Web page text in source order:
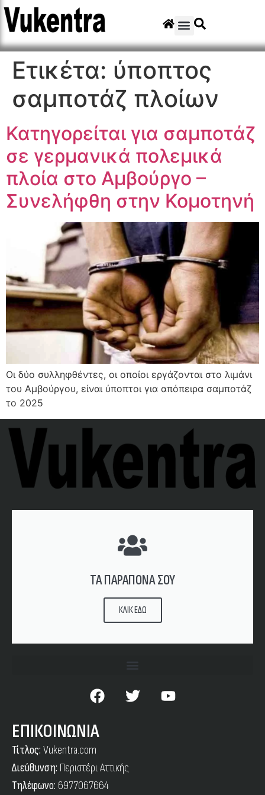
Ετικέτα: ύποπτος
σαμποτάζ πλοίων
Κατηγορείται για σαμποτάζ
σε γερμανικά πολεμικά
πλοία στο Αμβούργο –
Συνελήφθη στην Κομοτηνή
Οι δύο συλληφθέντες, οι οποίοι εργάζονται στο λιμάνι
του Αμβούργου, είναι ύποπτοι για απόπειρα σαμποτάζ
το 2025
ΤΑ ΠΑΡΑΠΟΝΑ ΣΟΥ
ΚΛΙΚ ΕΔΩ
ΕΠΙΚΟΙΝΩΝΙΑ
Τίτλος: Vukentra.com
Διεύθυνση: Περιστέρι Αττικής
Τηλέφωνο: 6977067664